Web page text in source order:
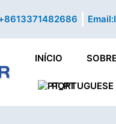
Email:
INÍCIO
PORTUGUESE